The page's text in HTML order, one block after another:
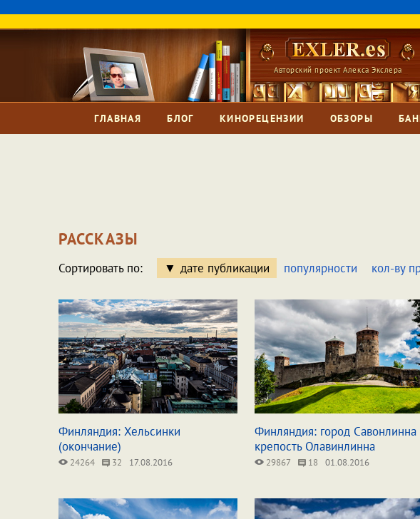
Авторский проект Алекса Экслера
ГЛАВНАЯ БЛОГ КИНОРЕЦЕНЗИИ ОБЗОРЫ
РАССКАЗЫ
Сортировать по: дате публикации популярности кол-ву
Финляндия: Хельсинки
(окончание)
24264 32 17.08.2016
Финляндия: город Савонлинна
крепость Олавинлинна
29867 18 01.08.2016